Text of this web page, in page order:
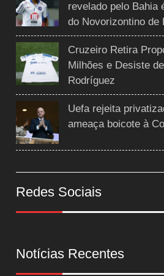
revelado pelo Bahia
do Novorizontino de
Cruzeiro Retira
Milhões e Desiste
Rodríguez
Uefa rejeita
ameaça boicote à
Redes Sociais
Notícias Recentes